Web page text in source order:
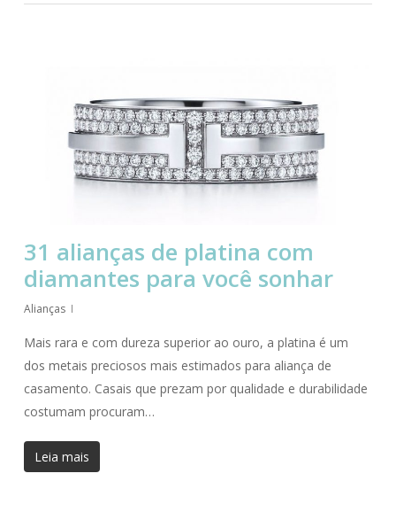
31 alianças de platina com
diamantes para você sonhar
Alianças
Mais rara e com dureza superior ao ouro, a platina é um
dos metais preciosos mais estimados para aliança de
casamento. Casais que prezam por qualidade e durabilidade
costumam procuram…
Leia mais